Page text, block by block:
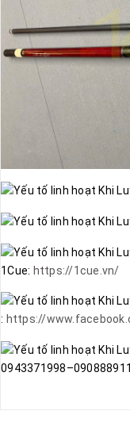
1Cue: https://1cue.vn/
: https://